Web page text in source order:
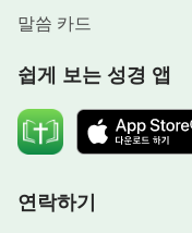
면 하나님이 친히
질 수는 없다. 그리
릴 자격이 없다. 너
역에서 한 단계 뒤
다. 그러므로 이제
말씀 카드
쉽게 보는 성경 앱
연락하기